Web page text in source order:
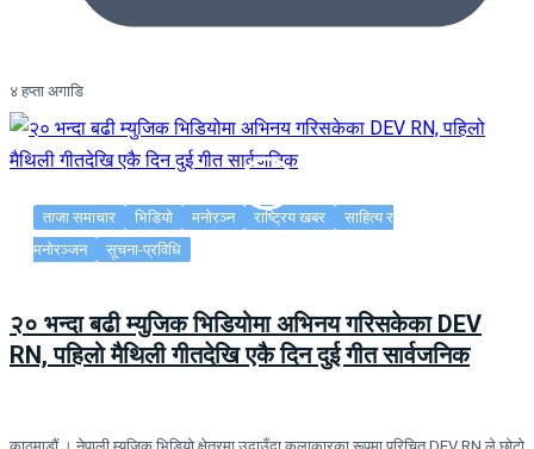
४ हप्ता अगाडि
ताजा समाचार भिडियो मनोरञ्न राष्ट्रिय खबर
साहित्य र
मनोरञ्जन
सूचना-प्रविधि
२० भन्दा बढी म्युजिक भिडियोमा अभिनय गरिसकेका DEV
RN, पहिलो मैथिली गीतदेखि एकै दिन दुई गीत सार्वजनिक